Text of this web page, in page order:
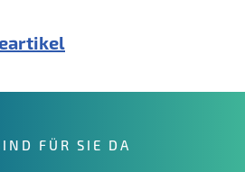
FÜR SIE DA